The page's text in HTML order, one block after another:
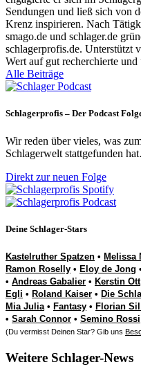
Sendungen und ließ sich von
Krenz inspirieren. Nach
smago.de und schlager.de
schlagerprofis.de. Unterstützt
Wert auf gut recherchierte
Alle Beiträge
Schlagerprofis – Der Podcast
Wir reden über vieles, was
Schlagerwelt stattgefunden
Direkt zur neuen Folge
Deine Schlager-Stars
Kastelruther Spatzen • Melissa
Ramon Roselly • Eloy de Jong •
• Andreas Gabalier • Kerstin Ott
Egli • Roland Kaiser • Die
Mia Julia• Fantasy • Florian
• Sarah Connor • Semino Rossi
(Du vermisst Deinen Star? Gib uns
Weitere Schlager-News